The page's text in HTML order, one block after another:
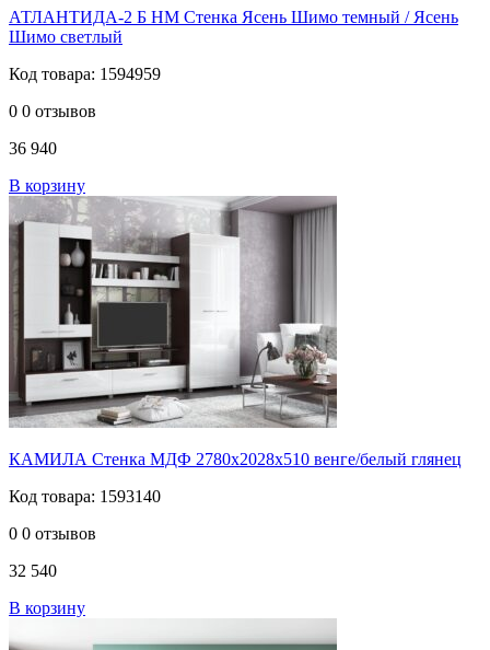
АТЛАНТИДА-2 Б НМ Стенка Ясень Шимо темный / Ясень
Шимо светлый
Код товара: 1594959
0 0 отзывов
36 940
В корзину
КАМИЛА Стенка МДФ 2780х2028х510 венге/белый глянец
Код товара: 1593140
0 0 отзывов
32 540
В корзину